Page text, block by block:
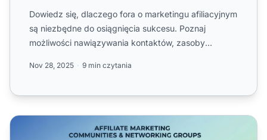
Dowiedz się, dlaczego fora o marketingu afiliacyjnym
są niezbędne do osiągnięcia sukcesu. Poznaj
możliwości nawiązywania kontaktów, zasoby
Nov 28, 2025 9 min czytania
Społeczności i grupy marketingu afiliacyjnego w 2025